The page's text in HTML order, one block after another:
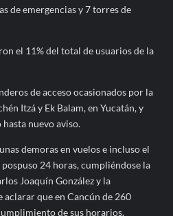
de emergencias y 7 torres de
el 11% del total de usuarios de la
de acceso ocasionados por la
Itzá y Ek Balam, en Yucatán, y
nuevo aviso.
demoras en vuelos e incluso el
24 horas, cumpliéndose la
Joaquín González y la
aclarar que en Cancún de 260
de sus horarios.